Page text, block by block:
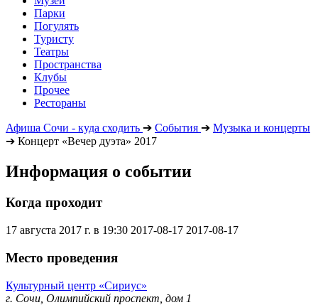
Парки
Погулять
Туристу
Театры
Пространства
Клубы
Прочее
Рестораны
Афиша Сочи - куда сходить ➔ События ➔ Музыка и концерты
➔ Концерт «Вечер дуэта» 2017
Информация о событии
Когда проходит
17 августа 2017 г. в 19:30 2017-08-17 2017-08-17
Место проведения
Культурный центр «Сириус»
г. Сочи, Олимпийский проспект, дом 1